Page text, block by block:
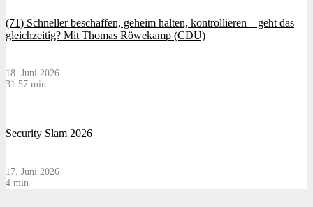
(71) Schneller beschaffen, geheim halten, kontrollieren – geht das
gleichzeitig? Mit Thomas Röwekamp (CDU)
18. Juni 2026
31:57 min
Security Slam 2026
17. Juni 2026
4 min